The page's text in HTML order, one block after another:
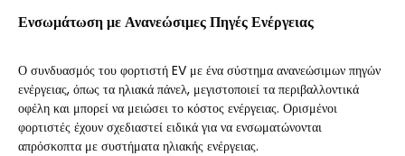
Ενσωμάτωση με Ανανεώσιμες Πηγές Ενέργειας
Ο συνδυασμός του φορτιστή EV με ένα σύστημα ανανεώσιμων πηγών
ενέργειας, όπως τα ηλιακά πάνελ, μεγιστοποιεί τα περιβαλλοντικά
οφέλη και μπορεί να μειώσει το κόστος ενέργειας. Ορισμένοι
φορτιστές έχουν σχεδιαστεί ειδικά για να ενσωματώνονται
απρόσκοπτα με συστήματα ηλιακής ενέργειας.